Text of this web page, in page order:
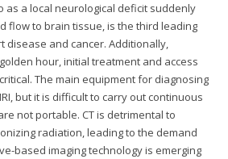
as a local neurological deficit suddenly
flow to brain tissue, is the third leading
disease and cancer. Additionally,
hour, initial treatment and access
The main equipment for diagnosing
but it is difficult to carry out continuous
not portable. CT is detrimental to
radiation, leading to the demand
based imaging technology is emerging